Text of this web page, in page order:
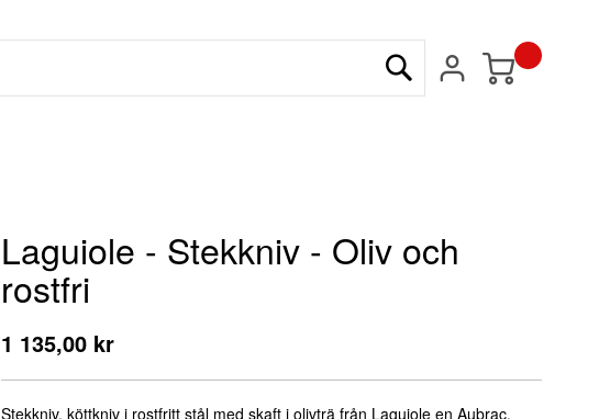
Min kundvagn
Laguiole - Stekkniv - Oliv och
rostfri
1 135,00 kr
Stekkniv, köttkniv i rostfritt stål med skaft i olivträ från Laguiole en Aubrac.